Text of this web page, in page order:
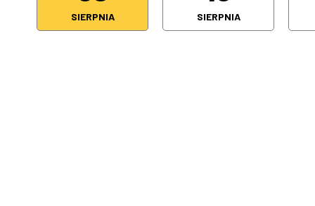
SIERPNIA SIERPNIA